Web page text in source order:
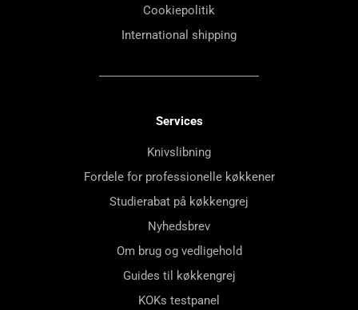
Cookiepolitik
International shipping
Services
Knivslibning
Fordele for professionelle køkkener
Studierabat på køkkengrej
Nyhedsbrev
Om brug og vedligehold
Guides til køkkengrej
KOKs testpanel